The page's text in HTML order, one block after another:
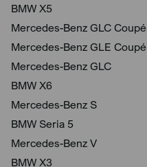
BMW X5
Mercedes-Benz GLC Coupé
Mercedes-Benz GLE Coupé
Mercedes-Benz GLC
BMW X6
Mercedes-Benz S
BMW Seria 5
Mercedes-Benz V
BMW X3